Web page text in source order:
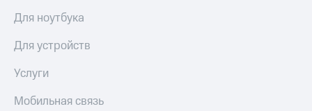
Для ноутбука
Для устройств
Услуги
Мобильная связь